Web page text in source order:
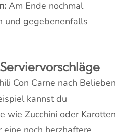
Am Ende nochmal
und gegebenenfalls
Con Carne nach Belieben
kannst du
wie Zucchini oder Karotten